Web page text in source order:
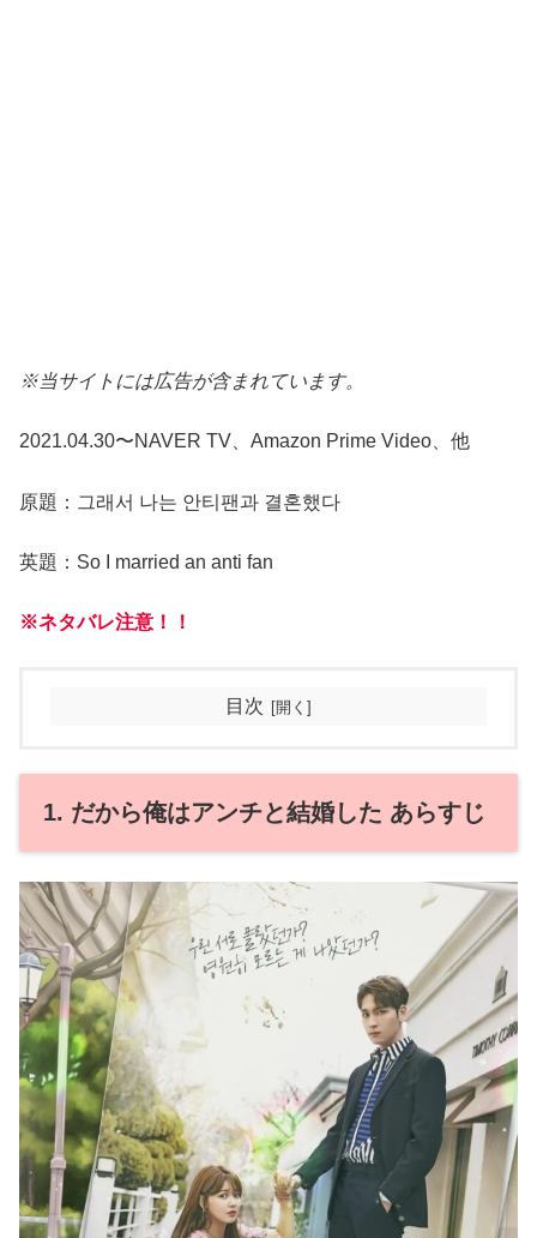
※当サイトには広告が含まれています。
2021.04.30〜NAVER TV、Amazon Prime Video、他
原題：그래서 나는 안티팬과 결혼했다
英題：So I married an anti fan
※ネタバレ注意！！
目次
1. だから俺はアンチと結婚した あらすじ